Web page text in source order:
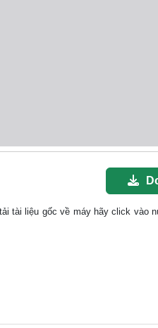
tài liệu gốc về máy hãy click vào